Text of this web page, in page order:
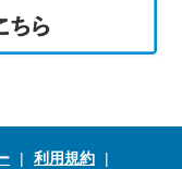
利用規約